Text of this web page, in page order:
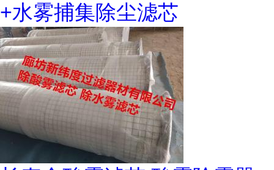
+水雾捕集除尘滤芯